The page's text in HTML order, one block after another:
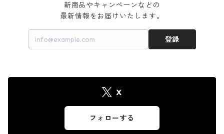
新商品やキャンペーンなどの
最新情報をお届けいたします。
登録
X
フォローする